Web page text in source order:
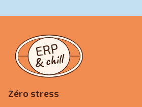
Zéro stress